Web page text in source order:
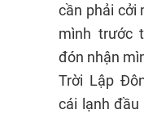
cần phải cởi
mình trước
đón nhận
Trời Lập
cái lạnh đầu